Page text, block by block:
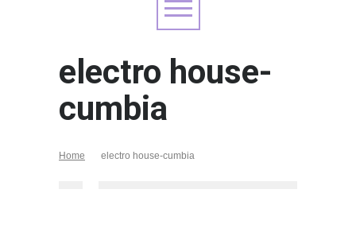
electro house-
cumbia
Home electro house-cumbia